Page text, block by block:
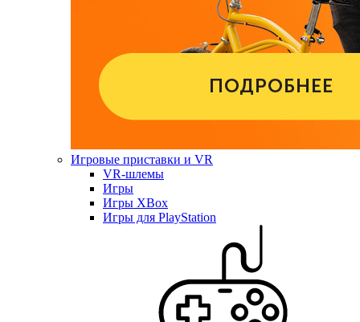
Игровые приставки и VR
VR-шлемы
Игры
Игры XBox
Игры для PlayStation